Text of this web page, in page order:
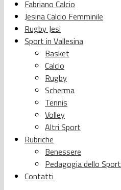
Fabriano Calcio
Jesina Calcio Femminile
Rugby Jesi
Sport in Vallesina
Basket
Calcio
Rugby
Scherma
Tennis
Volley
Altri Sport
Rubriche
Benessere
Pedagogia dello Sport
Contatti